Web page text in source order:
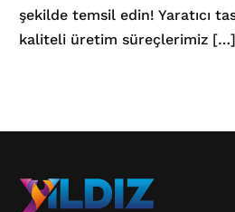
şekilde temsil edin! Yaratıcı
kaliteli üretim süreçlerimiz […]